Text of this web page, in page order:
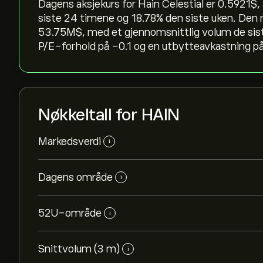
Dagens aksjekurs for Hain Celestial er
siste 24 timene og ‎18.78‎% den siste uken.
53.75M‎$‎, med et gjennomsnittlig volum de
P/E-forhold på -0.1 og en utbytteavkastning
Nøkkeltall for HAIN
Markedsverdi i
Dagens område i
52U-område i
Snittvolum (3 m) i